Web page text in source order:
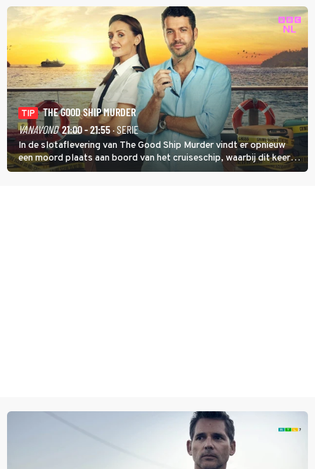
TIP
THE GOOD SHIP MURDER
VANAVOND 21:00 - 21:55· SERIE
In de slotaflevering van The Good Ship Murder vindt er opnieuw
een moord plaats aan boord van het cruiseschip, waarbij dit keer
een bemanningslid het slachtoffer is en kapitein Marlowe de dader